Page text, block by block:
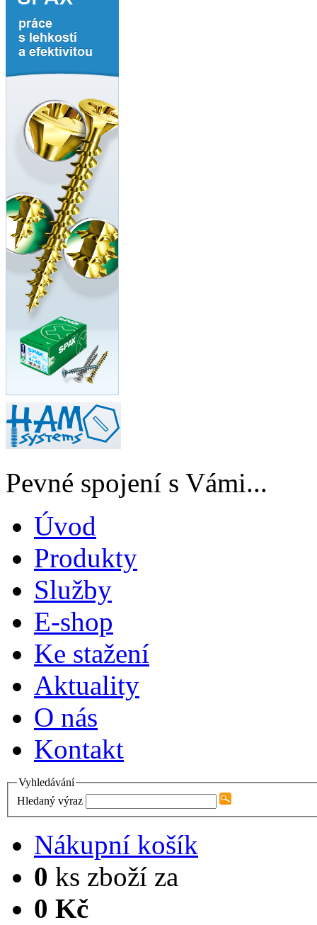
Pevné spojení s Vámi...
Úvod
Produkty
Služby
E-shop
Ke stažení
Aktuality
O nás
Kontakt
Vyhledávání
Hledaný výraz
Nákupní košík
0 ks zboží za
0 Kč